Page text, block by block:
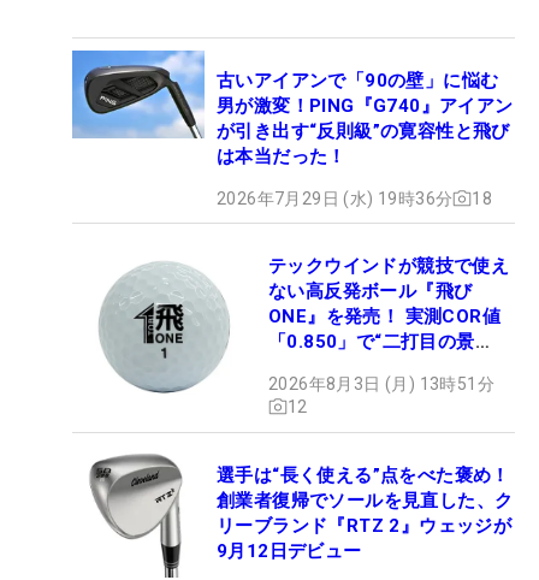
古いアイアンで「90の壁」に悩む
男が激変！PING『G740』アイアン
が引き出す“反則級”の寛容性と飛び
は本当だった！
2026年7月29日 (水) 19時36分 18
テックウインドが競技で使え
ない高反発ボール『飛び
ONE』を発売！ 実測COR値
「0.850」で“二打目の景
2026年8月3日 (月) 13時51分
12
選手は“長く使える”点をべた褒め！
創業者復帰でソールを見直した、ク
リーブランド『RTZ 2』ウェッジが
9月12日デビュー